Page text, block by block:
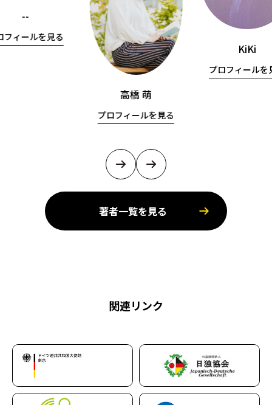
--
フィールを見る
高橋 萌
プロフィールを見る
KiKi
プロフィールを
著者一覧を見る
関連リンク